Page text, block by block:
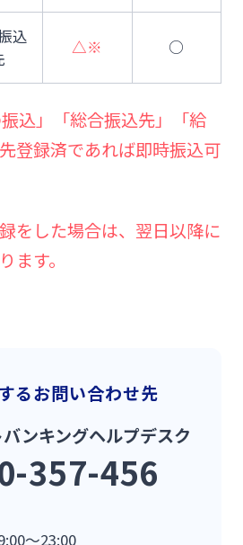
込
△※ ○
込」「総合振込先」「給
登録済であれば即時振込可
をした場合は、翌日以降に
ます。
るお問い合わせ先
ンキングヘルプデスク
357-456
～23:00